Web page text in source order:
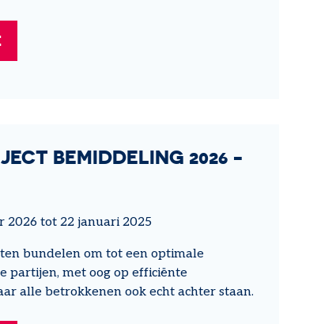
BEMIDDELING 2026 -
2026 tot 22 januari 2025
bundelen om tot een optimale
partijen, met oog op efficiënte
alle betrokkenen ook echt achter staan.